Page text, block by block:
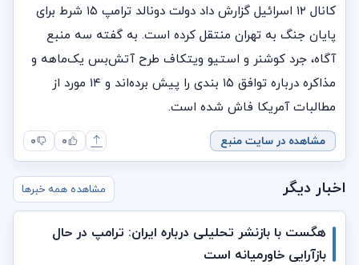
کانال ۱۲ اسرائیل گزارش داد دولت دونالد ترامپ ۱۵ شرط برای
پایان جنگ به تهران منتقل کرده است. به گفته سه منبع
آگاه، جرد کوشنر و استیو ویتکاف طرح آتش‌بس یک‌ماهه و
مذاکره درباره توافق ۱۵ بندی را پیش برده‌اند و ۱۴ مورد از
مطالبات آمریکا فاش شده است.
مشاهده در سایت منبع ۰ ۰
اخبار دیگر مشاهده همه خبرها
هگست با بازنشر تحلیلی درباره ایران: ترامپ در حال
بازآرایی خاورمیانه است